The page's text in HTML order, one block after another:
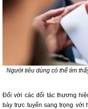
Người tiêu dùng có thể tìm
Đối với các đối tác thương
bày trực tuyến sang trọng với